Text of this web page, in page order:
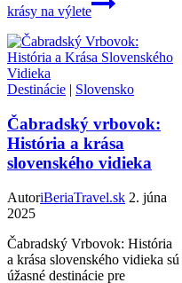
krásy na výlete
Destinácie | Slovensko
Čabradský vrbovok:
História a krása
slovenského vidieka
AutoriBeriaTravel.sk 2. júna
2025
Čabradský Vrbovok: História
a krása slovenského vidieka sú
úžasné destinácie pre